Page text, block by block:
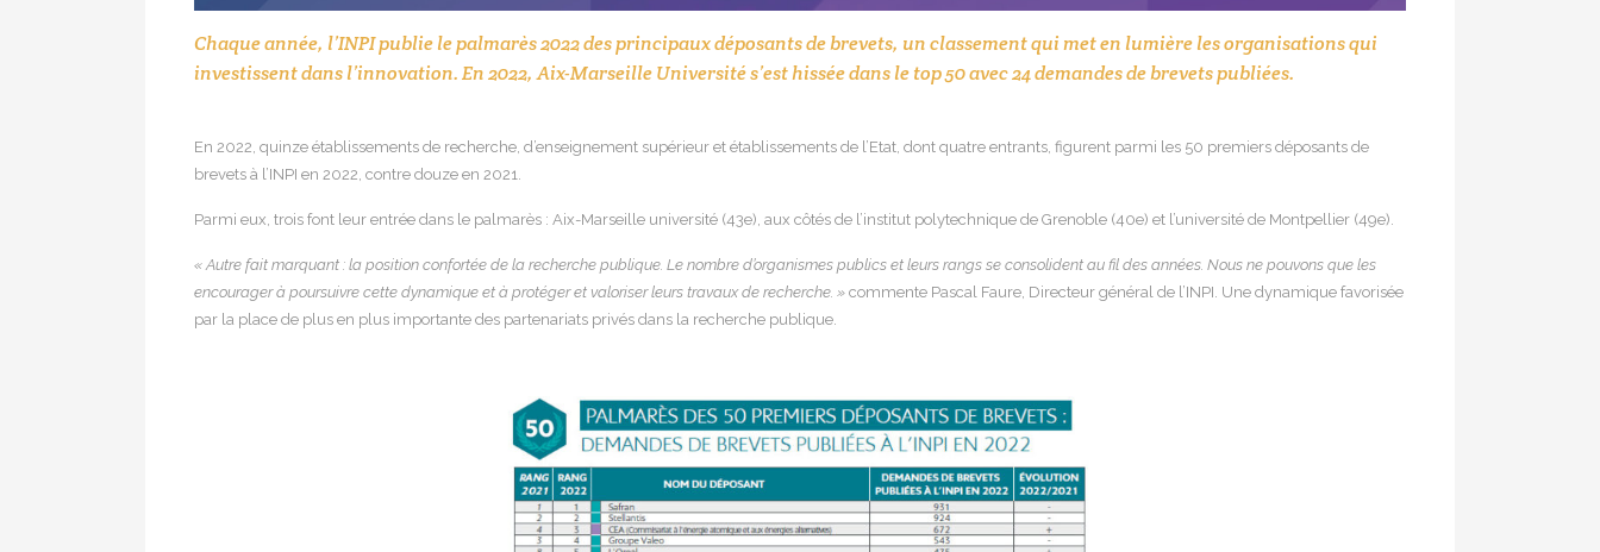
Chaque année, l’INPI publie le palmarès 2022 des principaux déposants de brevets, un classement qui met en lumière les organisations qui
investissent dans l’innovation. En 2022, Aix-Marseille Université s’est hissée dans le top 50 avec 24 demandes de brevets publiées.
En 2022, quinze établissements de recherche, d’enseignement supérieur et établissements de l’Etat, dont quatre entrants, figurent parmi les 50 premiers déposants de
brevets à l’INPI en 2022, contre douze en 2021.
Parmi eux, trois font leur entrée dans le palmarès : Aix-Marseille université (43e), aux côtés de l’institut polytechnique de Grenoble (40e) et l’université de Montpellier (49e).
« Autre fait marquant : la position confortée de la recherche publique. Le nombre d’organismes publics et leurs rangs se consolident au fil des années. Nous ne pouvons que les
encourager à poursuivre cette dynamique et à protéger et valoriser leurs travaux de recherche. » commente Pascal Faure, Directeur général de l’INPI. Une dynamique favorisée
par la place de plus en plus importante des partenariats privés dans la recherche publique.